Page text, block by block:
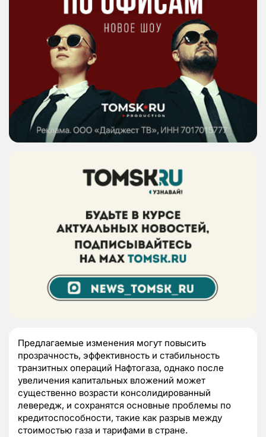
Предлагаемые изменения могут повысить
прозрачность, эффективность и стабильность
транзитных операций Нафтогаза, однако после
увеличения капитальных вложений может
существенно возрасти консолидированный
левередж, и сохранятся основные проблемы по
кредитоспособности, такие как разрыв между
стоимостью газа и тарифами в стране.